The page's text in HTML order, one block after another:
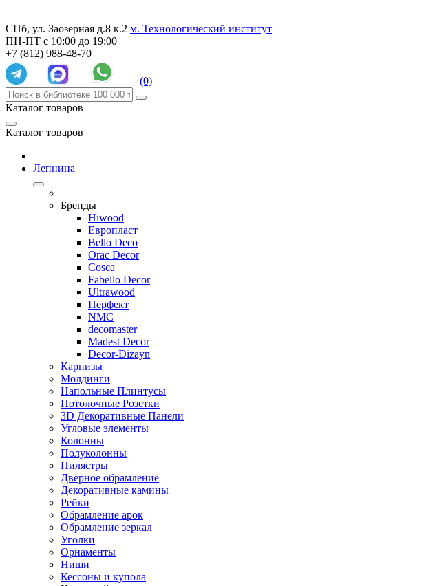
СПб, ул. Заозерная д.8 к.2 м. Технологический институт
ПН-ПТ с 10:00 до 19:00
+7 (812) 988-48-70
(0)
Каталог товаров
Каталог товаров
Лепнина
Бренды
Hiwood
Европласт
Bello Deco
Orac Decor
Cosca
Fabello Decor
Ultrawood
Перфект
NMC
decomaster
Madest Decor
Decor-Dizayn
Карнизы
Молдинги
Напольные Плинтусы
Потолочные Розетки
3D Декоративные Панели
Угловые элементы
Колонны
Полуколонны
Пилястры
Дверное обрамление
Декоративные камины
Рейки
Обрамление арок
Обрамление зеркал
Уголки
Орнаменты
Ниши
Кессоны и купола